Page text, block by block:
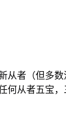
从者（但多
何从者五宝